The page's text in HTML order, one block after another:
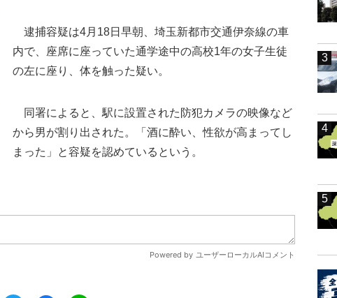
尾署＝上尾市本町
逮捕容疑は4月18日早朝、埼玉新都市交通伊奈線の車
内で、座席に座っていた通学途中の高校1年の女子生徒
の左に座り、体を触った疑い。
同署によると、駅に設置された防犯カメラの映像など
から男が割り出された。「酒に酔い、性欲が高まってし
まった」と容疑を認めているという。